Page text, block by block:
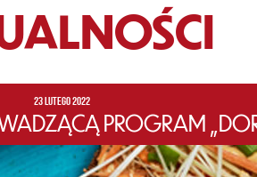
23 LUTEGO 2022
PROGRAM